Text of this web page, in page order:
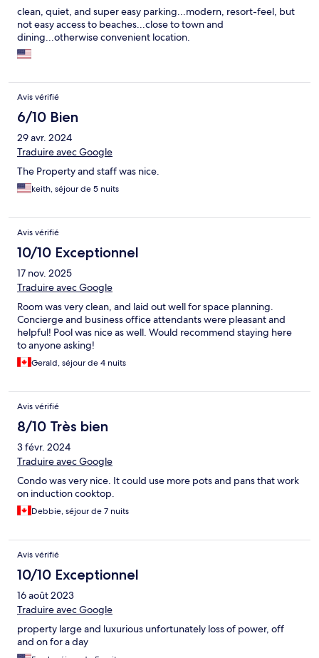
clean, quiet, and super easy parking...modern, resort-feel, but
not easy access to beaches...close to town and
dining...otherwise convenient location.
Avis vérifié
6/10 Bien
29 avr. 2024
Traduire avec Google
The Property and staff was nice.
keith, séjour de 5 nuits
Avis vérifié
10/10 Exceptionnel
17 nov. 2025
Traduire avec Google
Room was very clean, and laid out well for space planning.
Concierge and business office attendants were pleasant and
helpful! Pool was nice as well. Would recommend staying here
to anyone asking!
Gerald, séjour de 4 nuits
Avis vérifié
8/10 Très bien
3 févr. 2024
Traduire avec Google
Condo was very nice. It could use more pots and pans that work
on induction cooktop.
Debbie, séjour de 7 nuits
Avis vérifié
10/10 Exceptionnel
16 août 2023
Traduire avec Google
property large and luxurious unfortunately loss of power, off
and on for a day